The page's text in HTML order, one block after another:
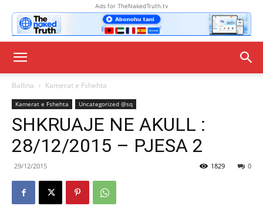
Ads for TheNakedTruth.tv
Ballina Kamerat e Fshehta
Kamerat e Fshehta Uncategorized @sq
SHKRUAJE NE AKULL :
28/12/2015 – PJESA 2
29/12/2015 0
1829